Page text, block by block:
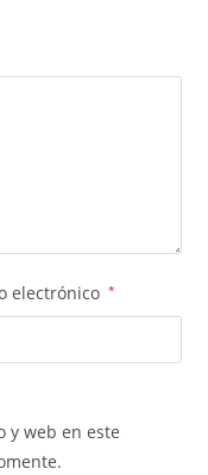
electrónico *
y web en este